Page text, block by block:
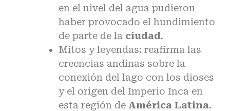
en el nivel del agua pudieron
haber provocado el hundimiento
de parte de la ciudad.
Mitos y leyendas: reafirma las
creencias andinas sobre la
conexión del lago con los dioses
y el origen del Imperio Inca en
esta región de América Latina.